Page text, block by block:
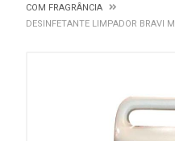
COM FRAGRÂNCIA
DESINFETANTE LIMPADOR BRAVI